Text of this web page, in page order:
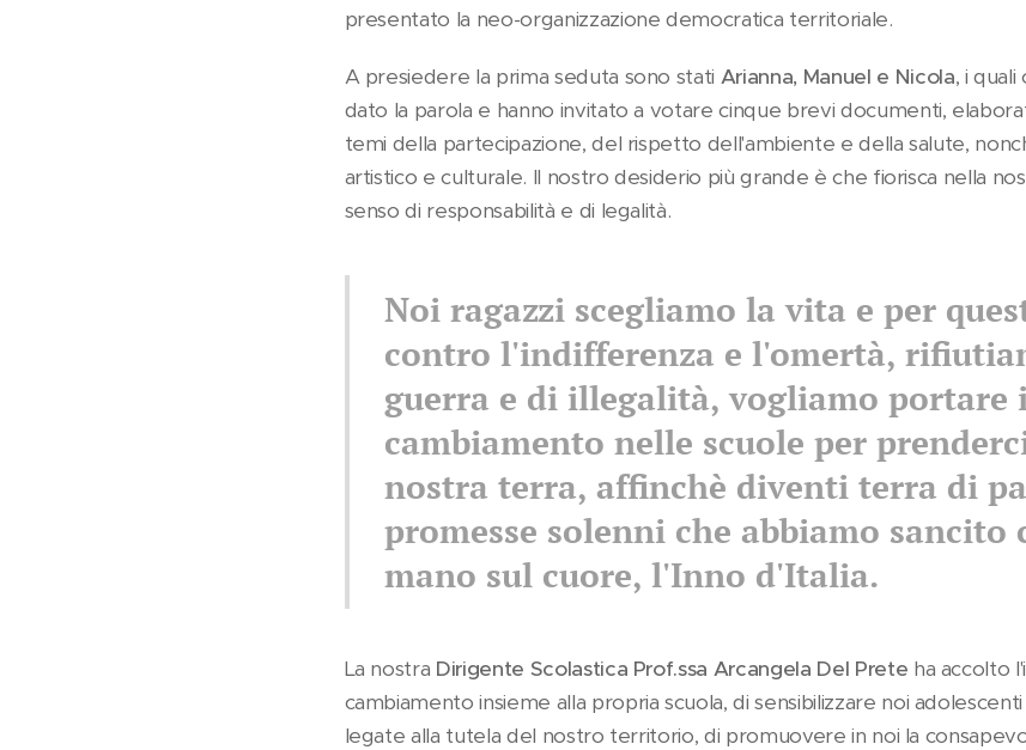
presentato la neo-organizzazione democratica territoriale.
A presiedere la prima seduta sono stati Arianna, Manuel e Nicola, i
dato la parola e hanno invitato a votare cinque brevi documenti,
temi della partecipazione, del rispetto dell'ambiente e della salute,
artistico e culturale. Il nostro desiderio più grande è che fiorisca nella
senso di responsabilità e di legalità.
Noi ragazzi scegliamo la vita e per
contro l'indifferenza e l'omertà,
guerra e di illegalità, vogliamo portare
cambiamento nelle scuole per
nostra terra, affinchè diventi terra di
promesse solenni che abbiamo sancito
mano sul cuore, l'Inno d'Italia.
La nostra Dirigente Scolastica Prof.ssa Arcangela Del Prete ha accolto
cambiamento insieme alla propria scuola, di sensibilizzare noi
legate alla tutela del nostro territorio, di promuovere in noi la